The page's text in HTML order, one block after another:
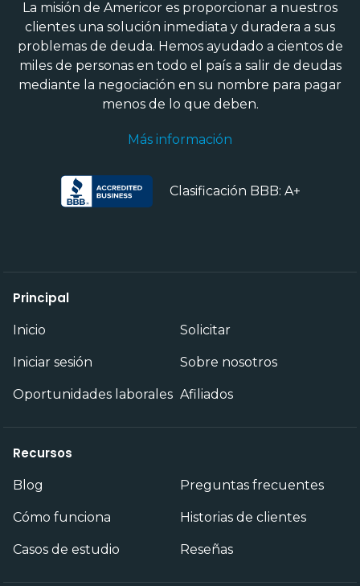
La misión de Americor es proporcionar a nuestros
clientes una solución inmediata y duradera a sus
problemas de deuda. Hemos ayudado a cientos de
miles de personas en todo el país a salir de deudas
mediante la negociación en su nombre para pagar
menos de lo que deben.
Más información
Clasificación BBB: A+
Principal
Inicio Solicitar
Iniciar sesión Sobre nosotros
Oportunidades laborales Afiliados
Recursos
Blog Preguntas frecuentes
Cómo funciona Historias de clientes
Casos de estudio Reseñas